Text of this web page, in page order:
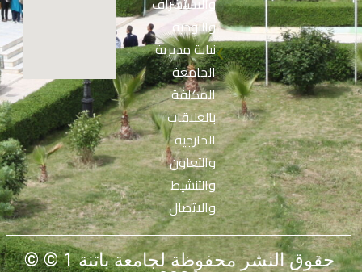
والتوجيه
❮نيابة مديرية
الجامعة
المكلفة
بالعلاقات
الخارجية
والتعاون
والتنشيط
والاتصال
© حقوق النشر محفوظة لجامعة باتنة 1 ©